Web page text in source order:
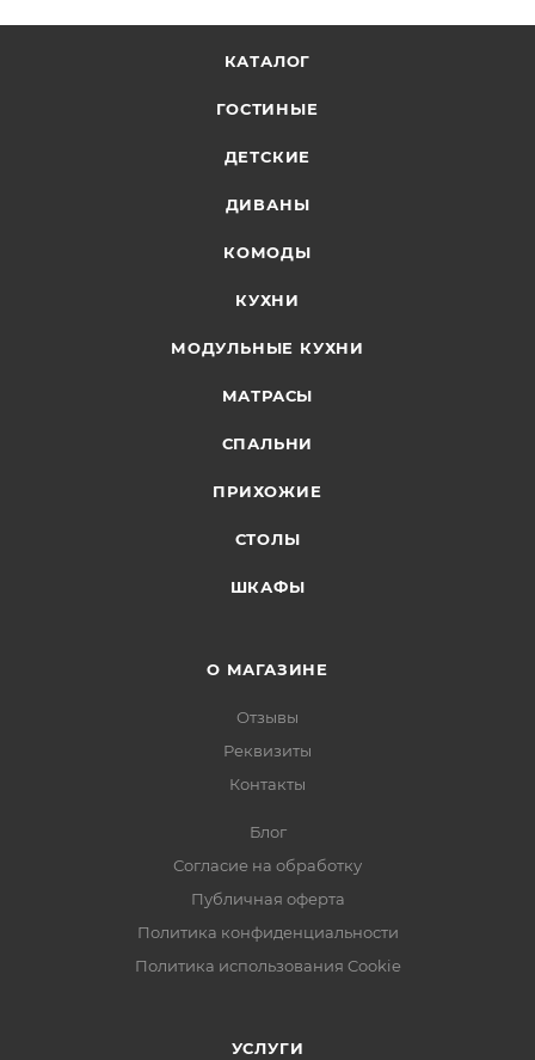
КАТАЛОГ
ГОСТИНЫЕ
ДЕТСКИЕ
ДИВАНЫ
КОМОДЫ
КУХНИ
МОДУЛЬНЫЕ КУХНИ
МАТРАСЫ
СПАЛЬНИ
ПРИХОЖИЕ
СТОЛЫ
ШКАФЫ
О МАГАЗИНЕ
Отзывы
Реквизиты
Контакты
Блог
Согласие на обработку
Публичная оферта
Политика конфиденциальности
Политика использования Cookie
УСЛУГИ